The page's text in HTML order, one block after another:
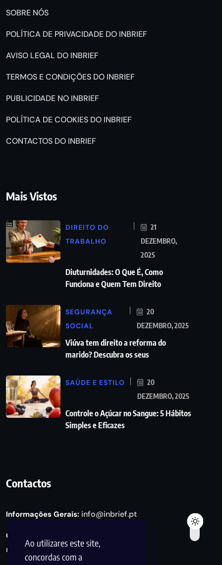
Ao utilizares este site,
concordas com a
SOBRE NÓS
POLÍTICA DE PRIVACIDADE DO INBRIEF
AVISO LEGAL DO INBRIEF
TERMOS E CONDIÇÕES DO INBRIEF
PUBLICIDADE NO INBRIEF
POLÍTICA DE COOKIES DO INBRIEF
CONTACTOS DO INBRIEF
Mais Vistos
DIREITO DO
TRABALHO
21
DEZEMBRO,
2025
Diuturnidades: O Que É, Como
Funciona e Quem Tem Direito
SEGURANÇA
SOCIAL
20
DEZEMBRO, 2025
Viúva tem direito a reforma do
marido? Descubra os seus
SAÚDE E ESTILO
20
DEZEMBRO, 2025
Controle o Açúcar no Sangue: 5 Hábitos
Simples e Eficazes
Contactos
Informações Gerais: info@inbrief.pt
Consultas de Marketing e Parcerias:
marketing@inbrief.pt